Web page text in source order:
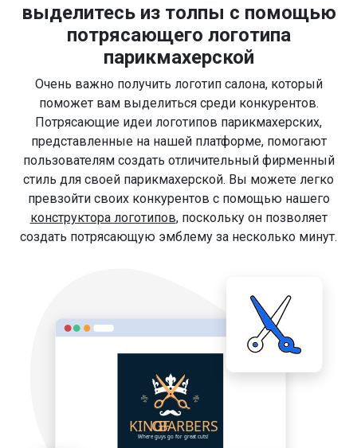
выделитесь из толпы с помощью
потрясающего логотипа
парикмахерской
Очень важно получить логотип салона, который
поможет вам выделиться среди конкурентов.
Потрясающие идеи логотипов парикмахерских,
представленные на нашей платформе, помогают
пользователям создать отличительный фирменный
стиль для своей парикмахерской. Вы можете легко
превзойти своих конкурентов с помощью нашего
конструктора логотипов, поскольку он позволяет
создать потрясающую эмблему за несколько минут.